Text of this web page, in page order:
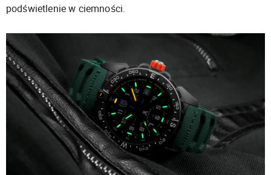
podświetlenie w ciemności.